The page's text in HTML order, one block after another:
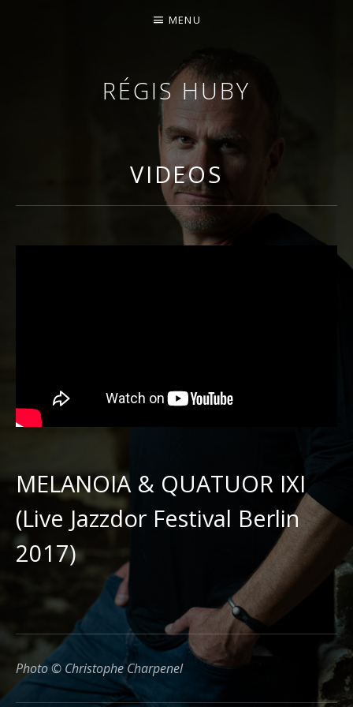
RÉGIS HUBY
VIOLONISTE – IMPROVISATEUR – COMPOSITEUR
MENU
VIDEOS
MELANOIA & QUATUOR IXI
(Live Jazzdor Festival Berlin
2017)
Photo © Christophe Charpenel